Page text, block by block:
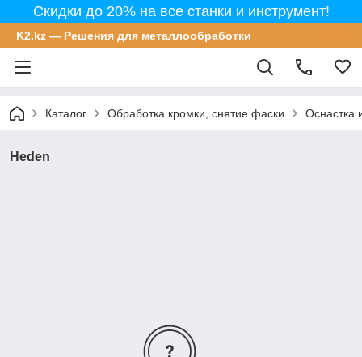
Скидки до 20% на все станки и инструмент!
K2.kz — Решения для металлообработки
Каталог Обработка кромки, снятие фаски Оснастка
Heden